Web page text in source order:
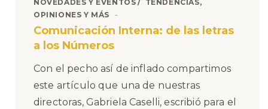
NOVEDADES Y EVENTOS
TENDENCIAS,
OPINIONES Y MÁS
Comunicación Interna: de las letras
a los Números
Con el pecho así de inflado compartimos
este artículo que una de nuestras
directoras, Gabriela Caselli, escribió para el